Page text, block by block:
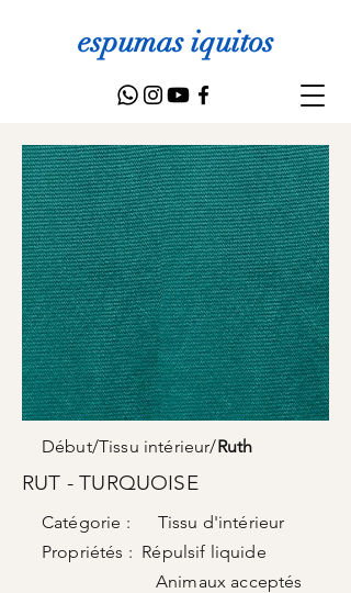
espumas iquitos
Début/Tissu intérieur/Ruth
RUT - TURQUOISE
Catégorie : Tissu d'intérieur
Propriétés : Répulsif liquide
Animaux acceptés